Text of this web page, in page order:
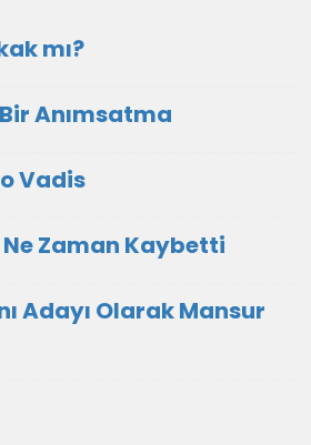
mı?
Anımsatma
Vadis
Zaman Kaybetti
Adayı Olarak Mansur